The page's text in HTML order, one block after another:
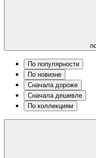
По популярности
По новизне
Сначала дороже
Сначала дешевле
По коллекциям